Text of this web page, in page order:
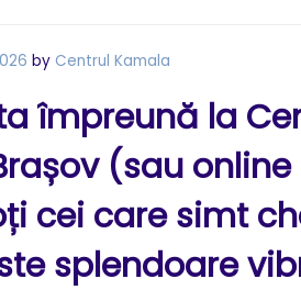
by Centrul Kamala
împreună la
(sau
cei care simt
splendoare